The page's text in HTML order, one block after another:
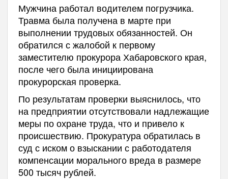
Мужчина работал водителем погрузчика.
Травма была получена в марте при
выполнении трудовых обязанностей. Он
обратился с жалобой к первому
заместителю прокурора Хабаровского края,
после чего была инициирована
прокурорская проверка.
По результатам проверки выяснилось, что
на предприятии отсутствовали надлежащие
меры по охране труда, что и привело к
происшествию. Прокуратура обратилась в
суд с иском о взыскании с работодателя
компенсации морального вреда в размере
500 тысяч рублей.